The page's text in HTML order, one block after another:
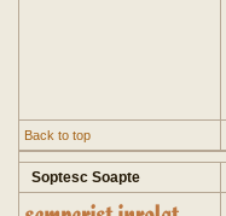
Back to top
Soptesc Soapte